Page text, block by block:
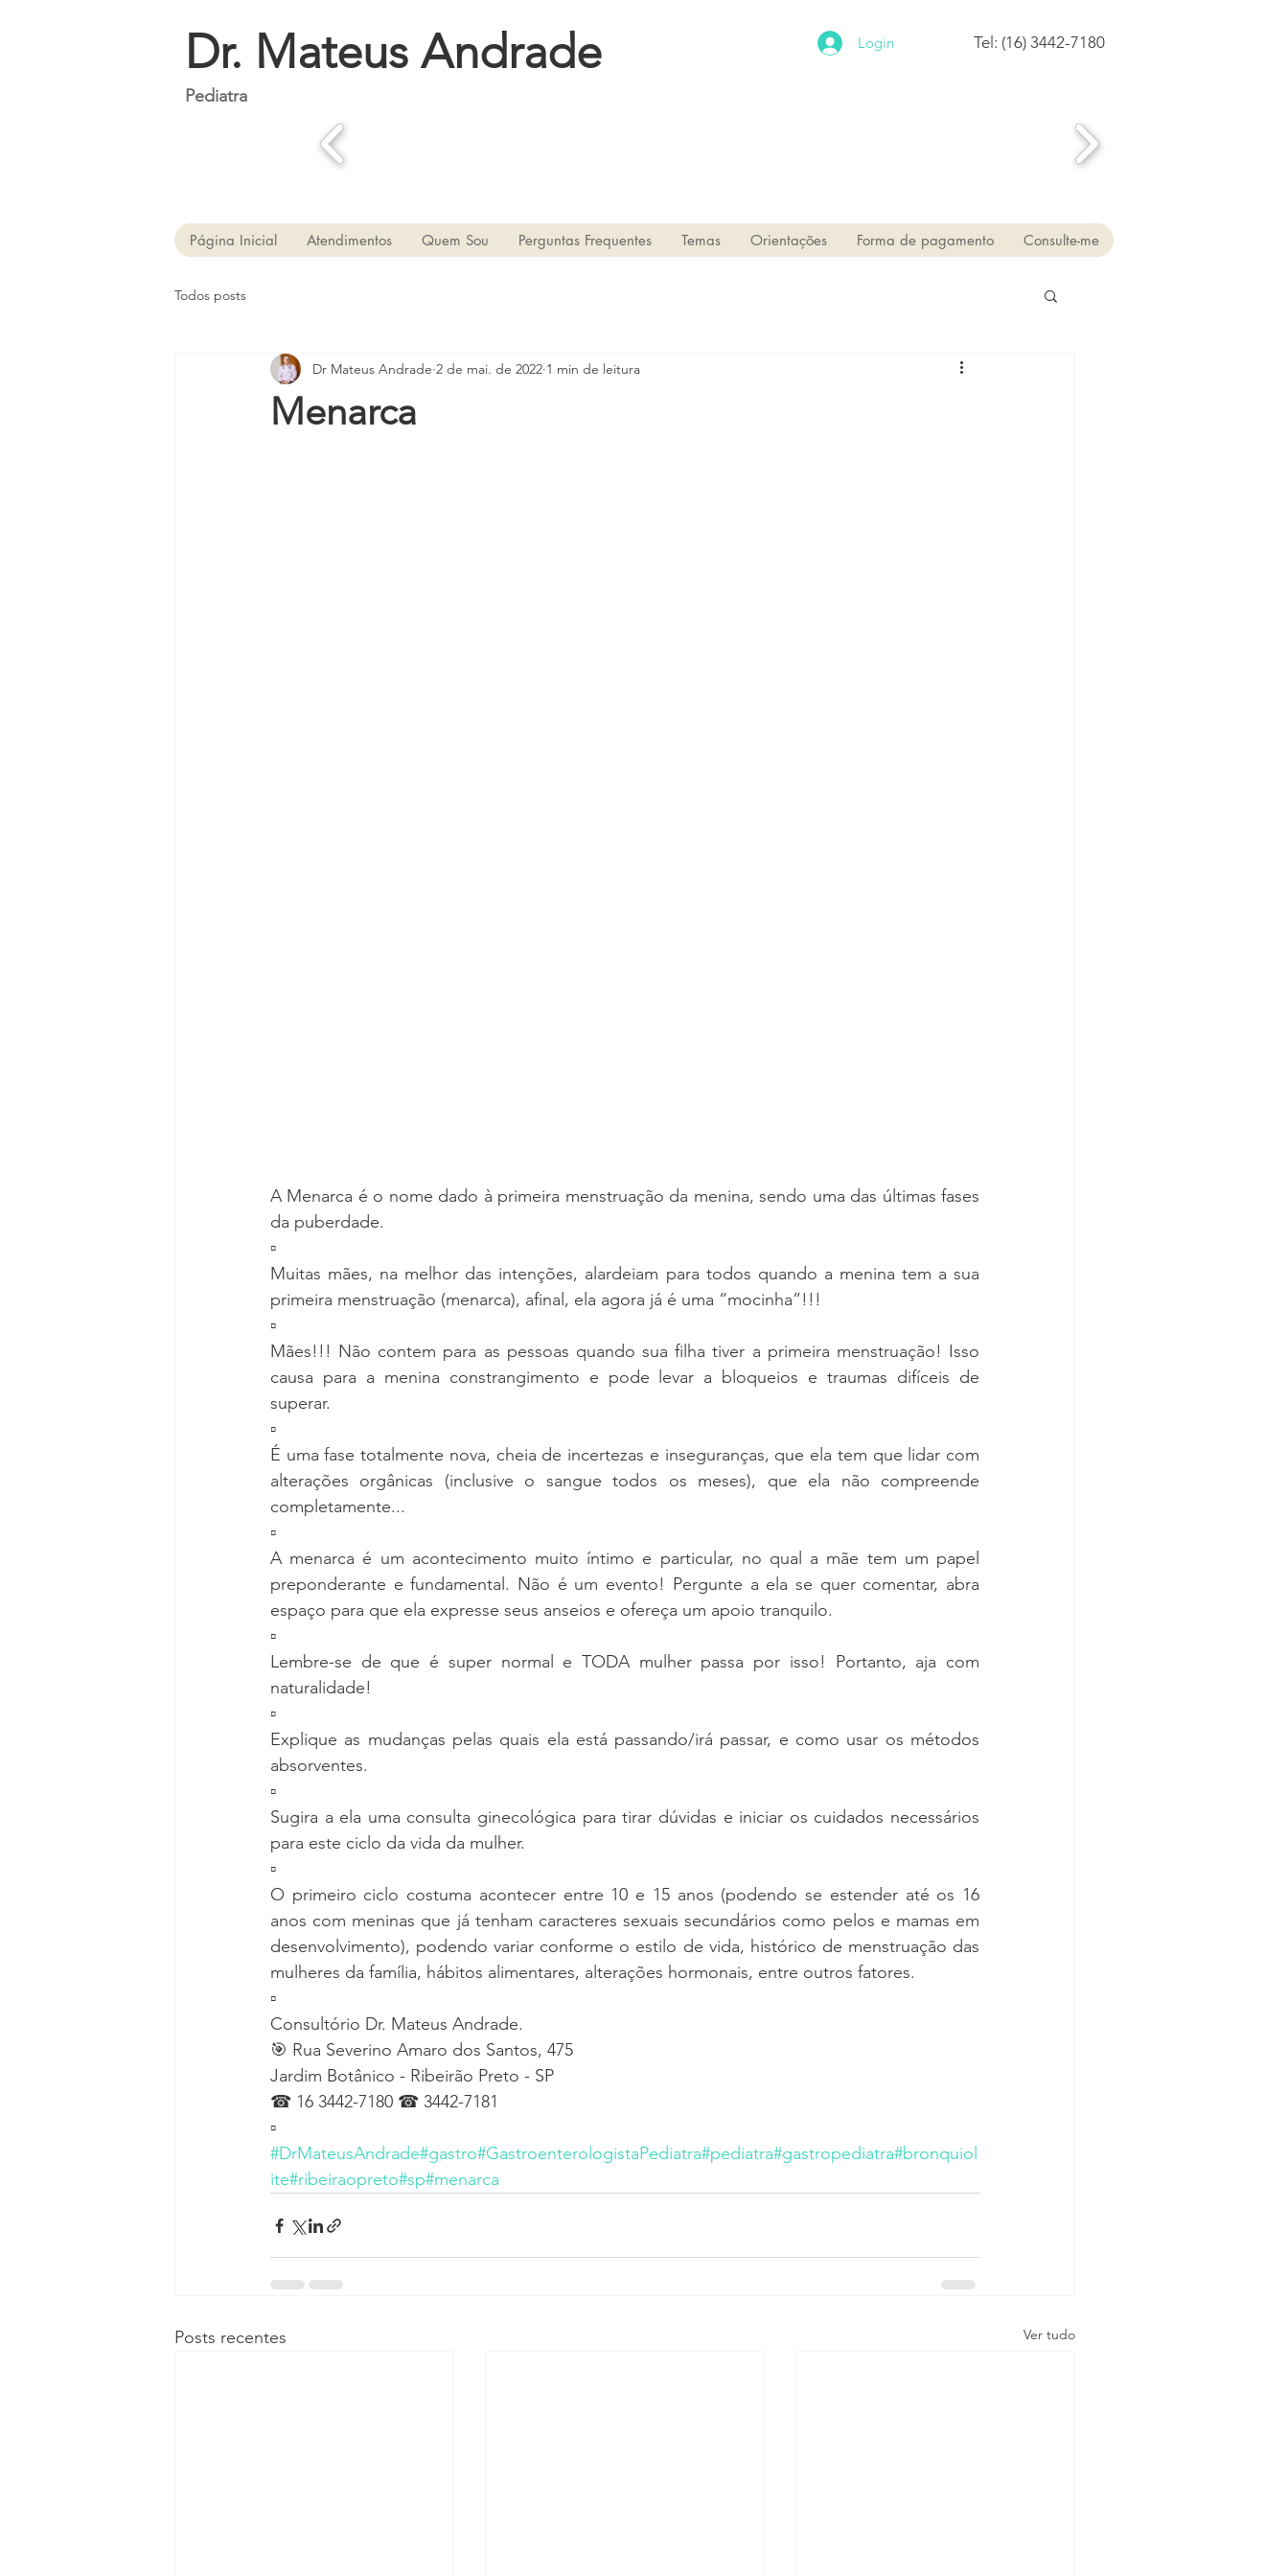
Dr. Mateus Andrade
Pediatra
Tel: (16) 3442-7180
Login
Página Inicial Atendimentos Quem Sou Perguntas Frequentes Temas Orientações Forma de pagamento Consulte-me
Todos posts
Menarca
Dr Mateus Andrade 2 de mai. de 2022 1 min de leitura
A Menarca é o nome dado à primeira menstruação da menina, sendo uma das últimas fases
da puberdade.
▫
Muitas mães, na melhor das intenções, alardeiam para todos quando a menina tem a sua
primeira menstruação (menarca), afinal, ela agora já é uma “mocinha”!!!
▫
Mães!!! Não contem para as pessoas quando sua filha tiver a primeira menstruação! Isso
causa para a menina constrangimento e pode levar a bloqueios e traumas difíceis de
superar.
▫
É uma fase totalmente nova, cheia de incertezas e inseguranças, que ela tem que lidar com
alterações orgânicas (inclusive o sangue todos os meses), que ela não compreende
completamente...
▫
A menarca é um acontecimento muito íntimo e particular, no qual a mãe tem um papel
preponderante e fundamental. Não é um evento! Pergunte a ela se quer comentar, abra
espaço para que ela expresse seus anseios e ofereça um apoio tranquilo.
▫
Lembre-se de que é super normal e TODA mulher passa por isso! Portanto, aja com
naturalidade!
▫
Explique as mudanças pelas quais ela está passando/irá passar, e como usar os métodos
absorventes.
▫
Sugira a ela uma consulta ginecológica para tirar dúvidas e iniciar os cuidados necessários
para este ciclo da vida da mulher.
▫
O primeiro ciclo costuma acontecer entre 10 e 15 anos (podendo se estender até os 16
anos com meninas que já tenham caracteres sexuais secundários como pelos e mamas em
desenvolvimento), podendo variar conforme o estilo de vida, histórico de menstruação das
mulheres da família, hábitos alimentares, alterações hormonais, entre outros fatores.
▫
Consultório Dr. Mateus Andrade.
🎯 Rua Severino Amaro dos Santos, 475
Jardim Botânico - Ribeirão Preto - SP
☎ 16 3442-7180 ☎ 3442-7181
▫
#DrMateusAndrade#gastro#GastroenterologistaPediatra#pediatra#gastropediatra#bronquiol
ite#ribeiraopreto#sp#menarca
Posts recentes Ver tudo